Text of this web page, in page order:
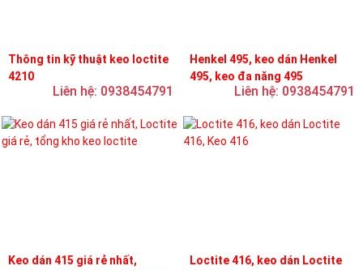
Thông tin kỹ thuật keo loctite
4210
Liên hệ: 0938454791
Henkel 495, keo dán Henkel
495, keo đa năng 495
Liên hệ: 0938454791
Keo dán 415 giá rẻ nhất,
Loctite 416, keo dán Loctite